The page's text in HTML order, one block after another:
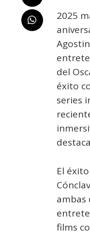
2025
del
éxito
series
El
ambas
films